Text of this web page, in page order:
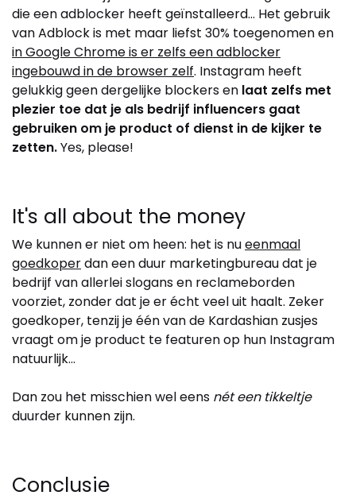
die een adblocker heeft geïnstalleerd… Het gebruik
van Adblock is met maar liefst 30% toegenomen en
in Google Chrome is er zelfs een adblocker
ingebouwd in de browser zelf. Instagram heeft
gelukkig geen dergelijke blockers en laat zelfs met
plezier toe dat je als bedrijf influencers gaat
gebruiken om je product of dienst in de kijker te
zetten.Yes, please!
It's all about the money
We kunnen er niet om heen: het is nueenmaal
goedkoperdan een duur marketingbureau dat je
bedrijf van allerlei slogans en reclameborden
voorziet, zonder dat je er écht veel uit haalt. Zeker
goedkoper, tenzij je één van de Kardashian zusjes
vraagt om je product te featuren op hun Instagram
natuurlijk…
Dan zou het misschien wel eens nét een tikkeltje
duurder kunnen zijn.
Conclusie